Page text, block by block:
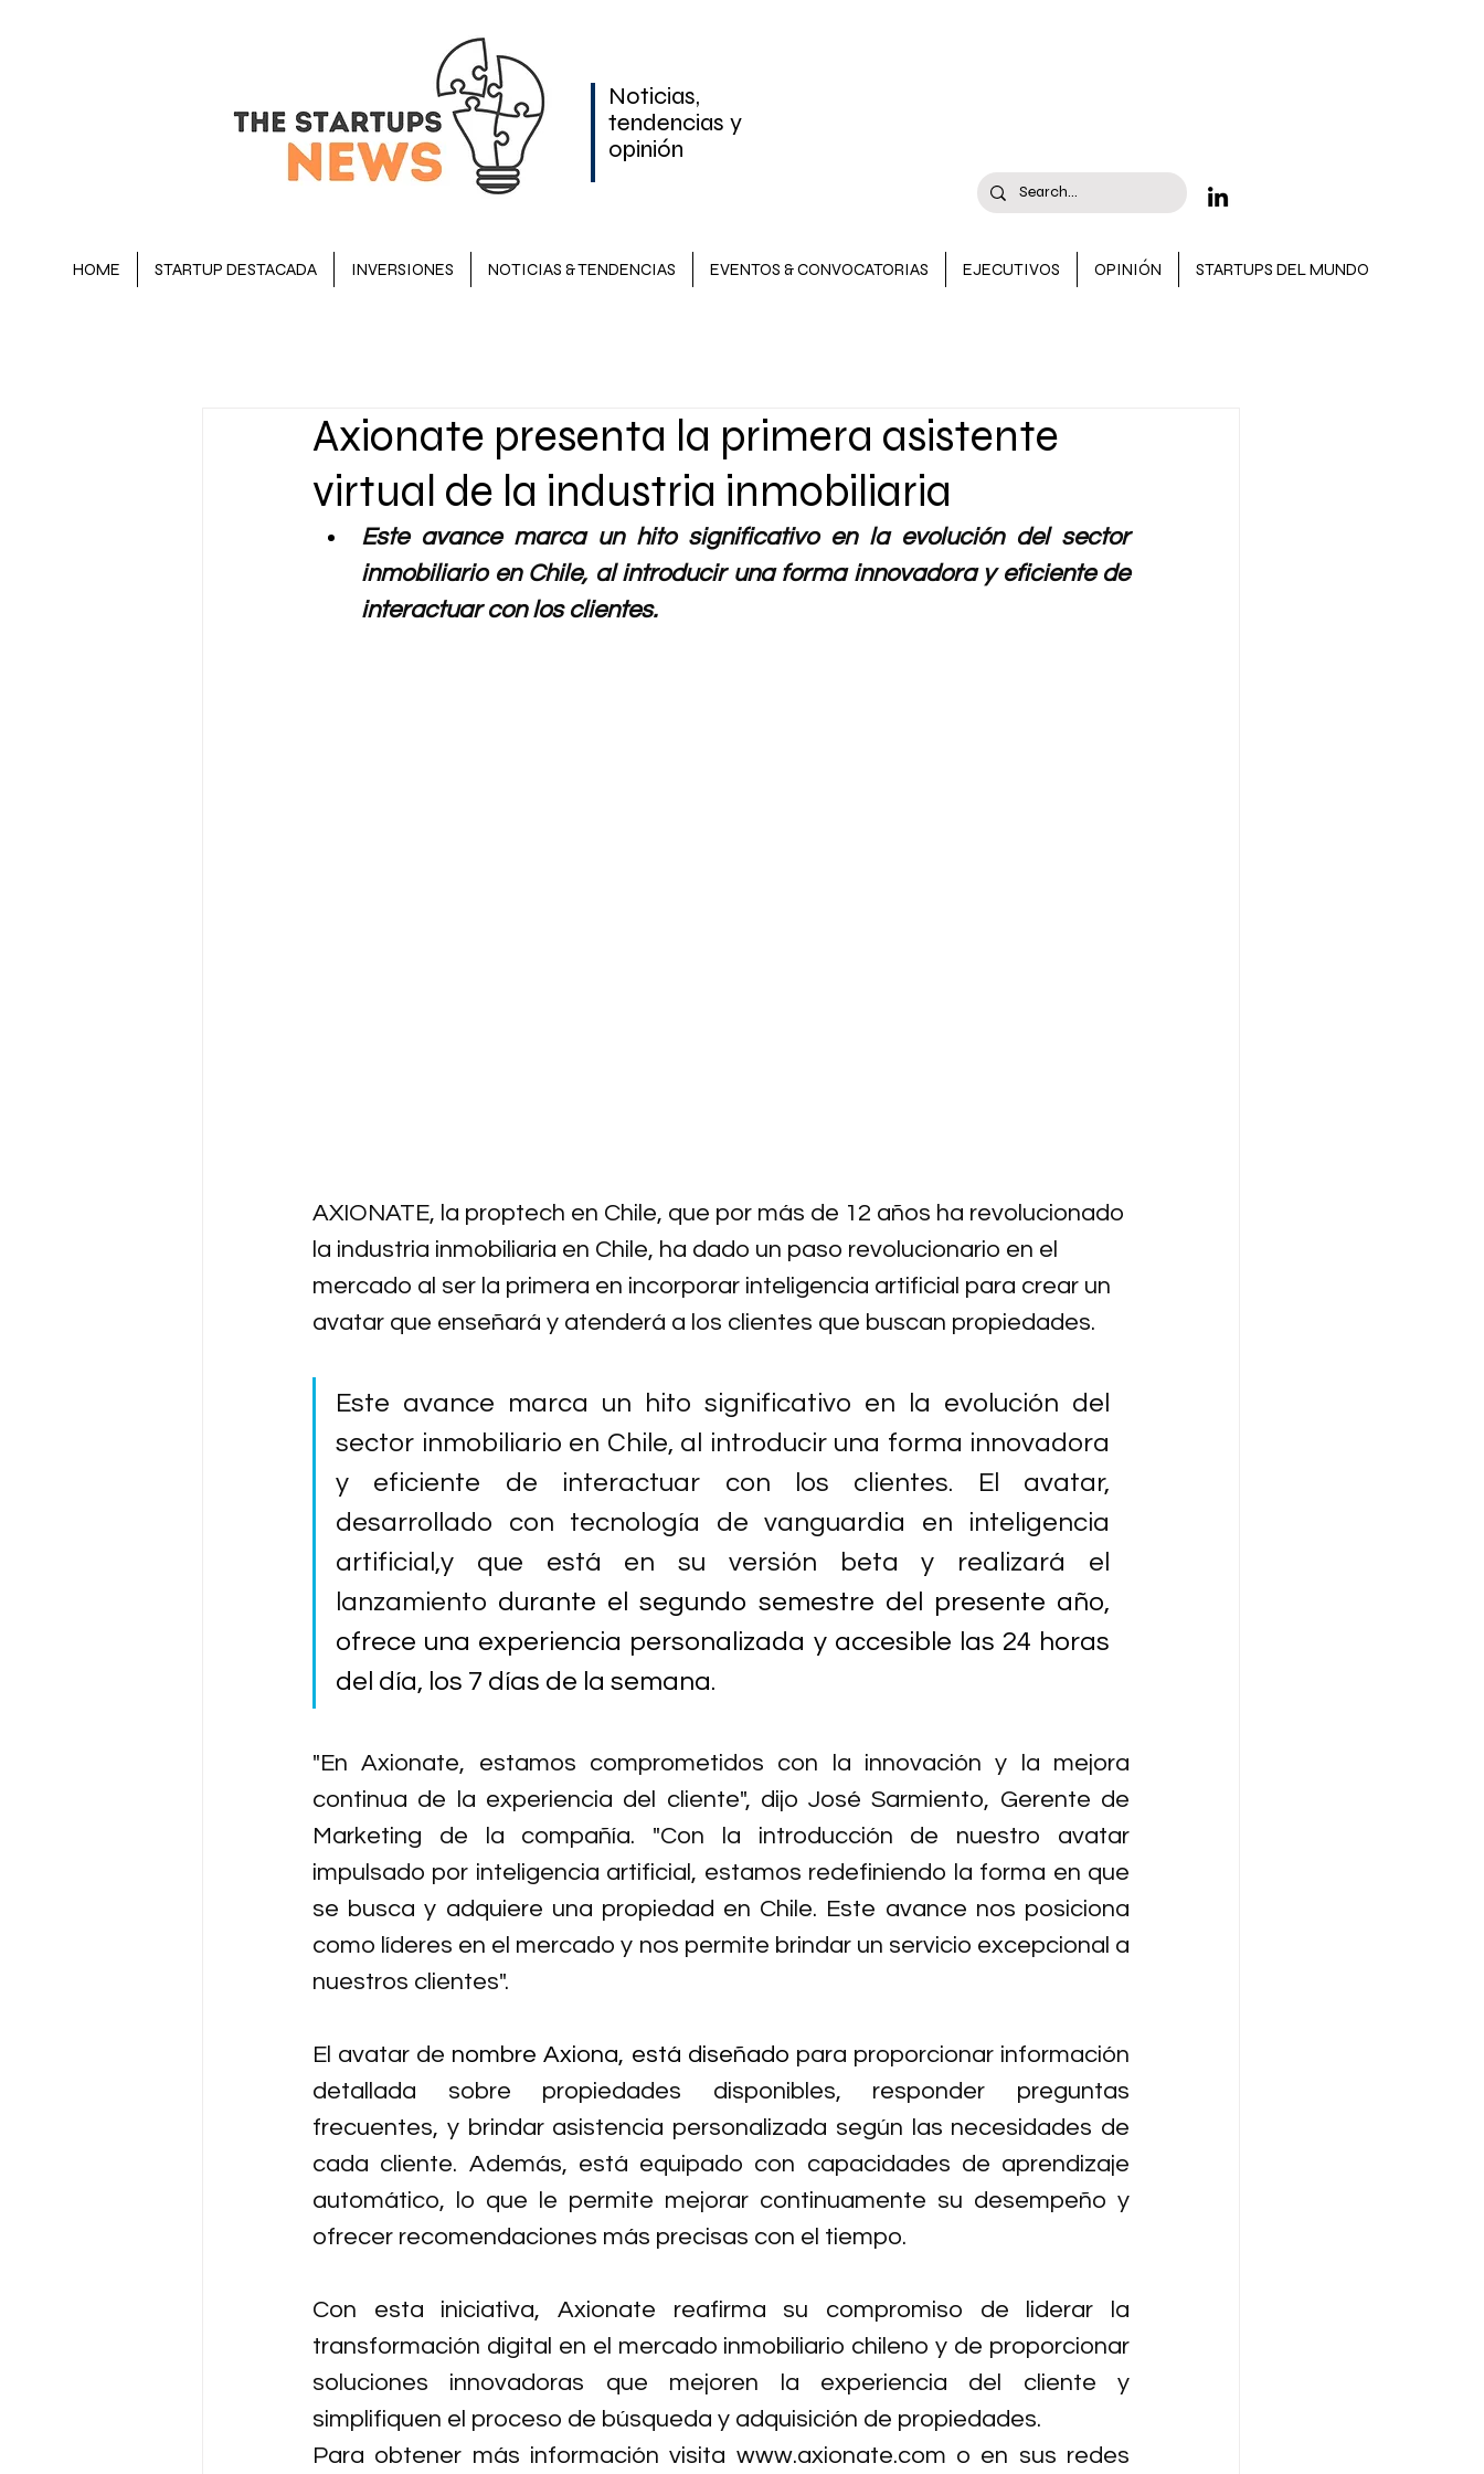
Noticias,
tendencias y
opinión
HOME STARTUP DESTACADA INVERSIONES NOTICIAS & TENDENCIAS EVENTOS & CONVOCATORIAS EJECUTIVOS OPINIÓN STARTUPS DEL MUNDO
EJECUTIVOS LATAM
Axionate presenta la primera asistente
virtual de la industria inmobiliaria
Este avance marca un hito significativo en la evolución del sector
inmobiliario en Chile, al introducir una forma innovadora y eficiente de
interactuar con los clientes.
AXIONATE, la proptech en Chile, que por más de 12 años ha revolucionado
la industria inmobiliaria en Chile, ha dado un paso revolucionario en el
mercado al ser la primera en incorporar inteligencia artificial para crear un
avatar que enseñará y atenderá a los clientes que buscan propiedades.
Este avance marca un hito significativo en la evolución del
sector inmobiliario en Chile, al introducir una forma innovadora
y eficiente de interactuar con los clientes. El avatar,
desarrollado con tecnología de vanguardia en inteligencia
artificial,y que está en su versión beta y realizará el
lanzamiento durante el segundo semestre del presente año,
ofrece una experiencia personalizada y accesible las 24 horas
del día, los 7 días de la semana.
"En Axionate, estamos comprometidos con la innovación y la mejora
continua de la experiencia del cliente", dijo José Sarmiento, Gerente de
Marketing de la compañía. "Con la introducción de nuestro avatar
impulsado por inteligencia artificial, estamos redefiniendo la forma en que
se busca y adquiere una propiedad en Chile. Este avance nos posiciona
como líderes en el mercado y nos permite brindar un servicio excepcional a
nuestros clientes".
El avatar de nombre Axiona, está diseñado para proporcionar información
detallada sobre propiedades disponibles, responder preguntas
frecuentes, y brindar asistencia personalizada según las necesidades de
cada cliente. Además, está equipado con capacidades de aprendizaje
automático, lo que le permite mejorar continuamente su desempeño y
ofrecer recomendaciones más precisas con el tiempo.
Con esta iniciativa, Axionate reafirma su compromiso de liderar la
transformación digital en el mercado inmobiliario chileno y de proporcionar
soluciones innovadoras que mejoren la experiencia del cliente y
simplifiquen el proceso de búsqueda y adquisición de propiedades.
Para obtener más información visita www.axionate.com o en sus redes